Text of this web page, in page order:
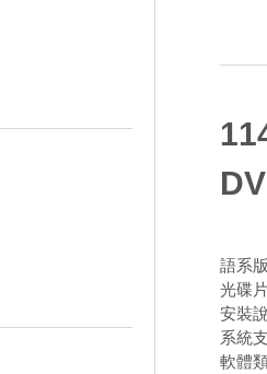
語系
光碟
安裝
系統
軟體